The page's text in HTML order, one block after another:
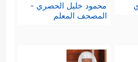
محمود خليل الحصري -
المصحف المعلم